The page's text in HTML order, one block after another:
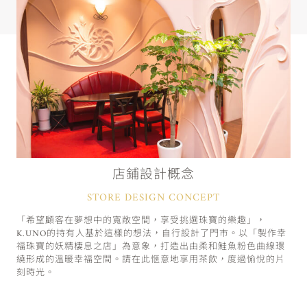
店鋪設計概念
STORE DESIGN CONCEPT
「希望顧客在夢想中的寬敞空間，享受挑選珠寶的樂趣」，
K.UNO的持有人基於這樣的想法，自行設計了門市。以「製作幸
福珠寶的妖精棲息之店」為意象，打造出由柔和鮭魚粉色曲線環
繞形成的溫暖幸福空間。請在此愜意地享用茶飲，度過愉悅的片
刻時光。